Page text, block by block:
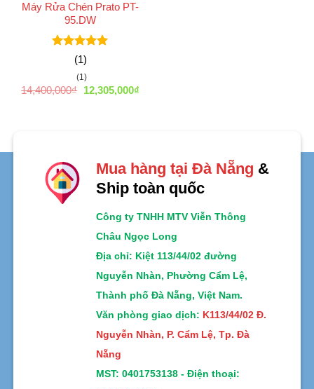
Máy Rửa Chén Prato PT-
95.DW
Được xếp
hạng 55
(1)
(1)
14,400,000₫ Giá
12,305,000₫Giá
Mua hàng tại Đà Nẵng &
Ship toàn quốc
Công ty TNHH MTV Viễn Thông
Châu Ngọc Long
Địa chỉ: Kiệt 113/44/02 đường
Nguyễn Nhàn, Phường Cẩm Lệ,
Thành phố Đà Nẵng, Việt Nam.
Văn phòng giao dịch: K113/44/02 Đ.
Nguyễn Nhàn, P. Cẩm Lệ, Tp. Đà
Nẵng
MST: 0401753138 - Điện thoại: